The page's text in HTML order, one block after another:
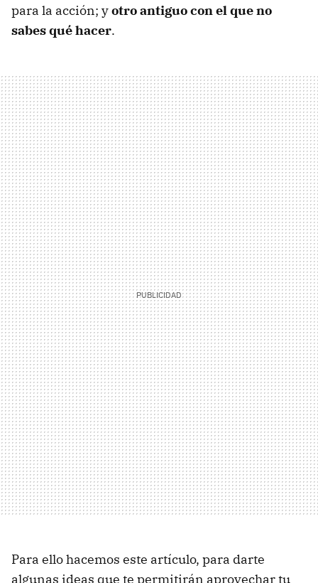
para la acción; yotro antiguo con el que no
sabes qué hacer.
Para ello hacemos este artículo, para darte
algunas ideas que te permitirán aprovechar tu